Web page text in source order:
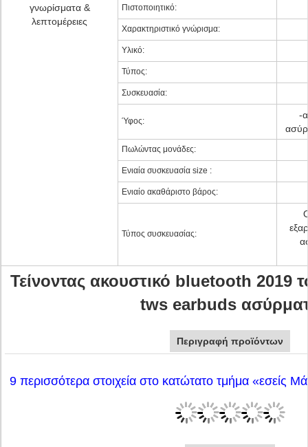
γνωρίσματα &
λεπτομέρειες
Πιστοποιητικό:
Χαρακτηριστικό γνώρισμα:
Υλικό:
Τύπος:
Συσκευασία:
Ύφος:
-
Πωλώντας μονάδες:
Ενιαία συσκευασία size :
Ενιαίο ακαθάριστο βάρος:
Τύπος συσκευασίας:
Τείνοντας ακουστικό bluetooth 2019
tws earbuds
Περιγραφή προϊόντων
9 περισσότερα στοιχεία στο κατώτατο τμήμα «εσείς